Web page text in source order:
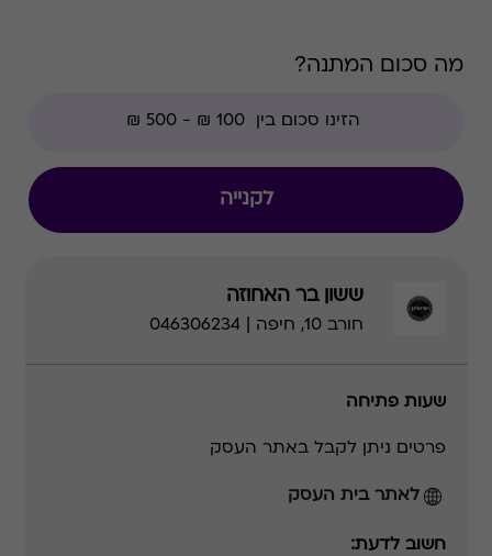
מה סכום המתנה?
לקנייה
ששון בר האחוזה
חורב 10, חיפה | 046306234
שעות פתיחה
פרטים ניתן לקבל באתר העסק
לאתר בית העסק
חשוב לדעת: